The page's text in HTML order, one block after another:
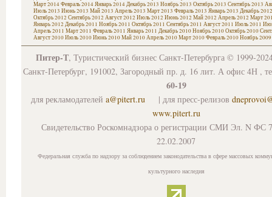
Март 2014Февраль 2014Январь 2014Декабрь 2013 Ноябрь 2013 Октябрь 2013 Сентябрь 2013
Июль 2013 Июнь 2013 Май 2013 Апрель 2013 Март 2013 Февраль 2013 Январь 2013 Декабрь 2012
Октябрь 2012 Сентябрь 2012 Август 2012 Июль 2012 Июнь 2012 Май 2012 Апрель 2012 Март
Январь 2012 Декабрь 2011 Ноябрь 2011 Октябрь 2011 Сентябрь 2011 Август 2011 Июль 2011
Апрель 2011 Март 2011 Февраль 2011 Январь 2011 Декабрь 2010Ноябрь 2010Октябрь 2010
Август 2010Июль 2010Июнь 2010Май 2010Апрель 2010Март 2010Февраль 2010Ноябрь 2009
Питер-Т, Туристический бизнес Санкт-Петербурга © 1999-
Санкт-Петербург, 191002, Загородный пр. д. 16 лит. А офис 4Н ,
60-19
для рекламодателей a@pitert.ru | для пресс-релизов
www.pitert.ru
Свидетельство Роскомнадзора о регистрации СМИ Эл. N ФС
22.02.2007
Федеральная служба по надзору за соблюдением законодательства в сфере массовых
культурного наследия